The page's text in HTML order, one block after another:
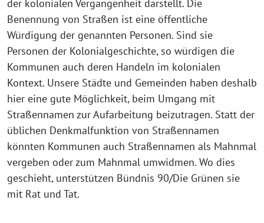
der kolonialen Vergangenheit darstellt. Die
Benennung von Straßen ist eine öffentliche
Würdigung der genannten Personen. Sind sie
Personen der Kolonialgeschichte, so würdigen die
Kommunen auch deren Handeln im kolonialen
Kontext. Unsere Städte und Gemeinden haben deshalb
hier eine gute Möglichkeit, beim Umgang mit
Straßennamen zur Aufarbeitung beizutragen. Statt der
üblichen Denkmalfunktion von Straßennamen
könnten Kommunen auch Straßennamen als Mahnmal
vergeben oder zum Mahnmal umwidmen. Wo dies
geschieht, unterstützen Bündnis 90/Die Grünen sie
mit Rat und Tat.